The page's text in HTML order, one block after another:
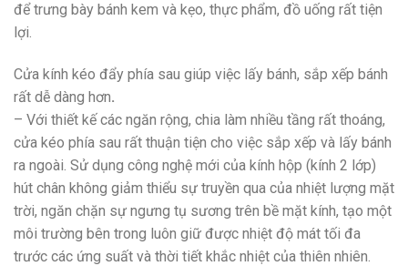
để trưng bày bánh kem và kẹo, thực phẩm, đồ uống rất tiện
lợi.
Cửa kính kéo đẩy phía sau giúp việc lấy bánh, sắp xếp bánh
rất dễ dàng hơn.
– Với thiết kế các ngăn rộng, chia làm nhiều tầng rất thoáng,
cửa kéo phía sau rất thuận tiện cho việc sắp xếp và lấy bánh
ra ngoài. Sử dụng công nghệ mới của kính hộp (kính 2 lớp)
hút chân không giảm thiểu sự truyền qua của nhiệt lượng mặt
trời, ngăn chặn sự ngưng tụ sương trên bề mặt kính, tạo một
môi trường bên trong luôn giữ được nhiệt độ mát tối đa
trước các ứng suất và thời tiết khắc nhiệt của thiên nhiên.